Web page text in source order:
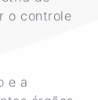
o controle
e a